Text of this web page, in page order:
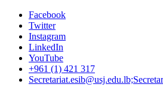
Facebook
Twitter
Instagram
LinkedIn
YouTube
+961 (1) 421 317